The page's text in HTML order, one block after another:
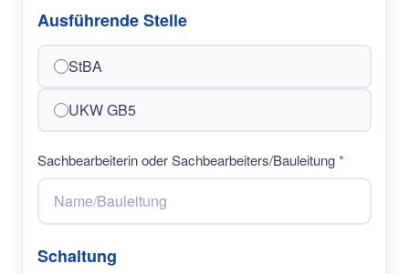
Ausführende Stelle
StBA
UKW GB5
Sachbearbeiterin oder Sachbearbeiters/Bauleitung
Schaltung